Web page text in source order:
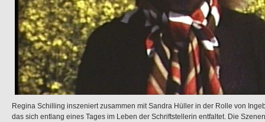
Regina Schilling inszeniert zusammen mit Sandra Hüller in der Rolle von
das sich entlang eines Tages im Leben der Schriftstellerin entfaltet. Die